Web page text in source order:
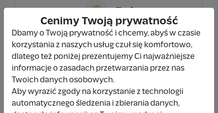
👋 5 zł
☕ 10 zł
Cenimy Twoją prywatność
Dbamy o Twoją prywatność i chcemy, abyś w czasie
korzystania z naszych usług czuł się komfortowo,
dlatego też poniżej prezentujemy Ci najważniejsze
informacje o zasadach przetwarzania przez nas
Twoich danych osobowych.
Aby wyrazić zgody na korzystanie z technologii
automatycznego śledzenia i zbierania danych,